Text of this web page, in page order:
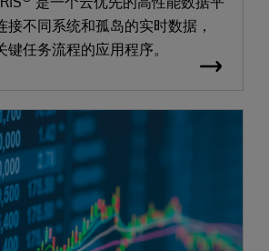
接不同系统和孤岛的实时数据，
任务流程的应用程序。